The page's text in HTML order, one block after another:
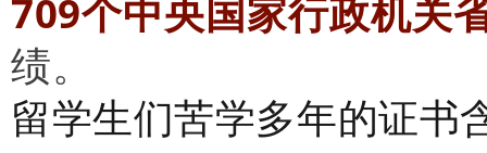
709个中央国家行政机关
绩。
留学生们苦学多年的证书